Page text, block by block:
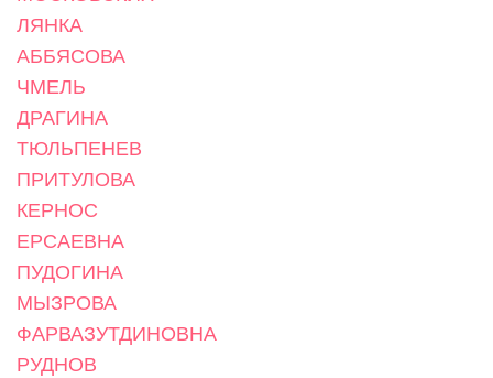
ЛЯНКА
АББЯСОВА
ЧМЕЛЬ
ДРАГИНА
ТЮЛЬПЕНЕВ
ПРИТУЛОВА
КЕРНОС
ЕРСАЕВНА
ПУДОГИНА
МЫЗРОВА
ФАРВАЗУТДИНОВНА
РУДНОВ